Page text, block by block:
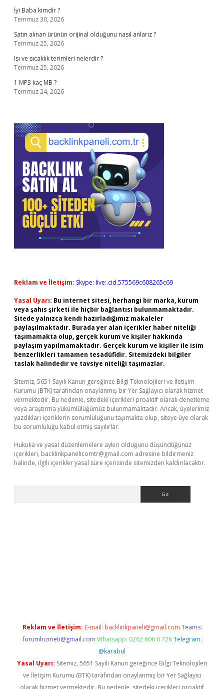
İyi Baba kimdir ?
Temmuz 30, 2026
Satın alınan ürünün orijinal olduğunu nasıl anlarız ?
Temmuz 25, 2026
Isı ve sıcaklık terimleri nelerdir ?
Temmuz 25, 2026
1 MP3 kaç MB ?
Temmuz 24, 2026
Reklam ve İletişim: Skype: live:.cid.575569c608265c69
Yasal Uyarı: Bu internet sitesi, herhangi bir marka, kurum
veya şahıs şirketi ile hiçbir bağlantısı bulunmamaktadır.
Sitede yalnızca kendi hazırladığımız makaleler
paylaşılmaktadır. Burada yer alan içerikler haber niteliği
taşımamakta olup, gerçek kurum ve kişiler hakkında
paylaşım yapılmamaktadır. Gerçek kurum ve kişiler ile isim
benzerlikleri tamamen tesadüfidir. Sitemizdeki bilgiler
taslak halindedir ve tavsiye niteliği taşımazlar.
Sitemiz, 5651 Sayılı Kanun gereğince Bilgi Teknolojileri ve İletişim
Kurumu (BTK) tarafından onaylanmış bir Yer Sağlayıcı olarak hizmet
vermektedir. Bu nedenle, sitedeki içerikleri proaktif olarak denetleme
veya araştırma yükümlülüğümüz bulunmamaktadır. Ancak, üyelerimiz
yazdıkları içeriklerin sorumluluğunu taşımakta olup, siteye üye olarak
bu sorumluluğu kabul etmiş sayılırlar.
Hukuka ve yasal düzenlemelere aykırı olduğunu düşündüğünüz
içerikleri, backlinkpanelicomtr@gmail.com adresine bildirmeniz
halinde, ilgili içerikler yasal süre içerisinde sitemizden kaldırılacaktır.
Reklam ve İletişim: E-mail: backlinkpaneli@gmail.com Teams:
forumhizmeti@gmail.com Whatsapp: 0262 606 0 726 Telegram:
@karabul
Yasal Uyarı: Sitemiz, 5651 Sayılı Kanun gereğince Bilgi Teknolojileri
ve İletişim Kurumu (BTK) tarafından onaylanmış bir Yer Sağlayıcı
olarak hizmet vermektedir. Bu nedenle, sitedeki içerikleri proaktif